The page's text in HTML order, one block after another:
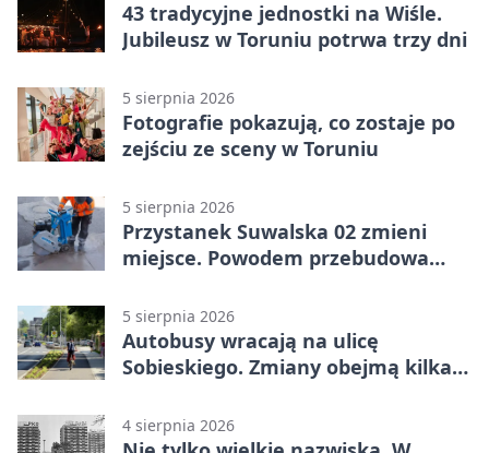
43 tradycyjne jednostki na Wiśle.
Jubileusz w Toruniu potrwa trzy dni
5 sierpnia 2026
Fotografie pokazują, co zostaje po
zejściu ze sceny w Toruniu
5 sierpnia 2026
Przystanek Suwalska 02 zmieni
miejsce. Powodem przebudowa
5 sierpnia 2026
Autobusy wracają na ulicę
Sobieskiego. Zmiany obejmą kilka
4 sierpnia 2026